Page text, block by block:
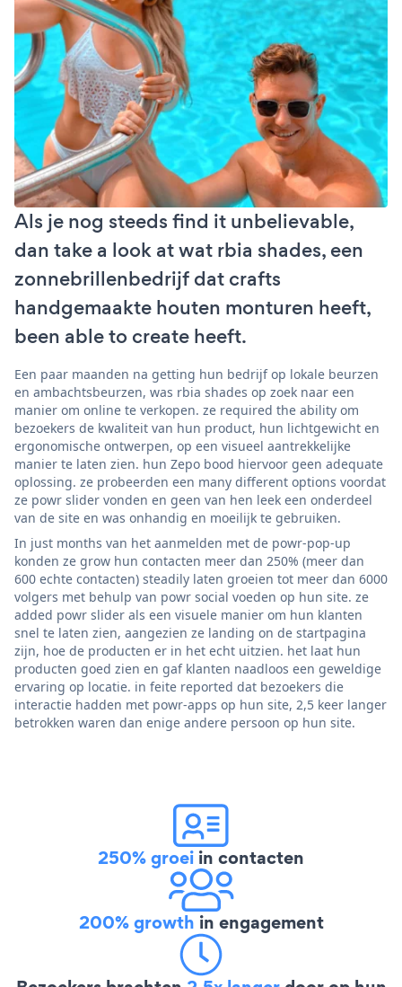
Als je nog steeds find it unbelievable,
dan take a look at wat rbia shades, een
zonnebrillenbedrijf dat crafts
handgemaakte houten monturen heeft,
been able to create heeft.
Een paar maanden na getting hun bedrijf op lokale beurzen
en ambachtsbeurzen, was rbia shades op zoek naar een
manier om online te verkopen. ze required the ability om
bezoekers de kwaliteit van hun product, hun lichtgewicht en
ergonomische ontwerpen, op een visueel aantrekkelijke
manier te laten zien. hun Zepo bood hiervoor geen adequate
oplossing. ze probeerden een many different options voordat
ze powr slider vonden en geen van hen leek een onderdeel
van de site en was onhandig en moeilijk te gebruiken.
In just months van het aanmelden met de powr-pop-up
konden ze grow hun contacten meer dan 250% (meer dan
600 echte contacten) steadily laten groeien tot meer dan 6000
volgers met behulp van powr social voeden op hun site. ze
added powr slider als een visuele manier om hun klanten
snel te laten zien, aangezien ze landing on de startpagina
zijn, hoe de producten er in het echt uitzien. het laat hun
producten goed zien en gaf klanten naadloos een geweldige
ervaring op locatie. in feite reported dat bezoekers die
interactie hadden met powr-apps op hun site, 2,5 keer langer
betrokken waren dan enige andere persoon op hun site.
250% groei in contacten
200% growth in engagement